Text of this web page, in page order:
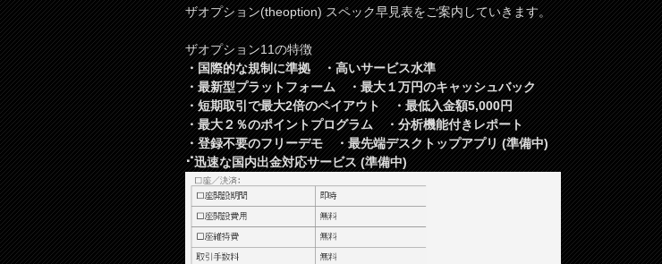
ザオプション(theoption) スペック早見表をご案内していきます。
ザオプション11の特徴
・国際的な規制に準拠 ・高いサービス水準
・最新型プラットフォーム ・最大１万円のキャッシュバック
・短期取引で最大2倍のペイアウト ・最低入金額5,000円
・最大２％のポイントプログラム ・分析機能付きレポート
・登録不要のフリーデモ ・最先端デスクトップアプリ (準備中)
⠊迅速な国内出金対応サービス (準備中)